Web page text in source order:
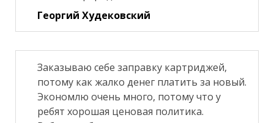
Георгий Худековский
Заказываю себе заправку картриджей,
потому как жалко денег платить за новый.
Экономлю очень много, потому что у
ребят хорошая ценовая политика.